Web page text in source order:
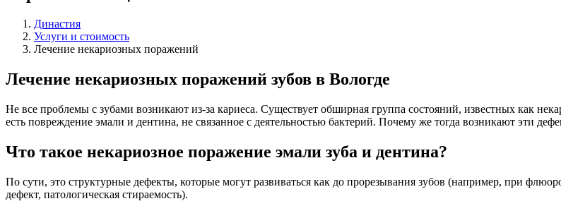
Династия
Услуги и стоимость
Лечение некариозных поражений
Лечение некариозных поражений зубов в Вологде
Не все проблемы с зубами возникают из-за кариеса. Существует обширная группа состояний, известных как
есть повреждение эмали и дентина, не связанное с деятельностью бактерий. Почему же тогда возникают эти
Что такое некариозное поражение эмали зуба и дентина?
По сути, это структурные дефекты, которые могут развиваться как до прорезывания зубов (например, при
дефект, патологическая стираемость).